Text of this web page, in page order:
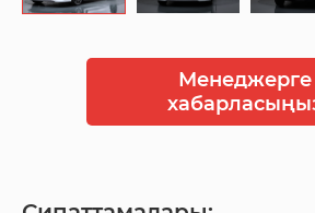
Менеджерге